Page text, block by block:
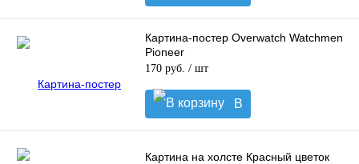
корзину
Картина-постер Overwatch Watchmen
Pioneer
170 руб. / шт
В
корзину
Картина на холсте Красный цветок